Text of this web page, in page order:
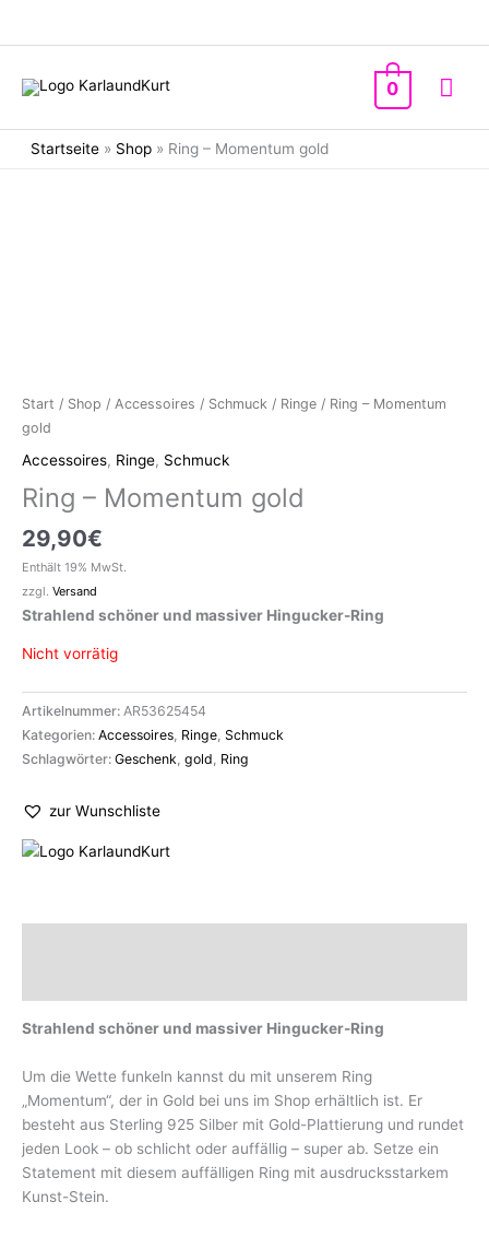
0
Startseite » Shop » Ring – Momentum gold
Start / Shop / Accessoires / Schmuck / Ringe / Ring – Momentum
gold
Accessoires, Ringe, Schmuck
Ring – Momentum gold
29,90€
Enthält 19% MwSt.
zzgl. Versand
Strahlend schöner und massiver Hingucker-Ring
Nicht vorrätig
Artikelnummer: AR53625454
Kategorien: Accessoires, Ringe, Schmuck
Schlagwörter: Geschenk, gold, Ring
zur Wunschliste
Strahlend schöner und massiver Hingucker-Ring
Um die Wette funkeln kannst du mit unserem Ring
„Momentum“, der in Gold bei uns im Shop erhältlich ist. Er
besteht aus Sterling 925 Silber mit Gold-Plattierung und rundet
jeden Look – ob schlicht oder auffällig – super ab. Setze ein
Statement mit diesem auffälligen Ring mit ausdrucksstarkem
Kunst-Stein.